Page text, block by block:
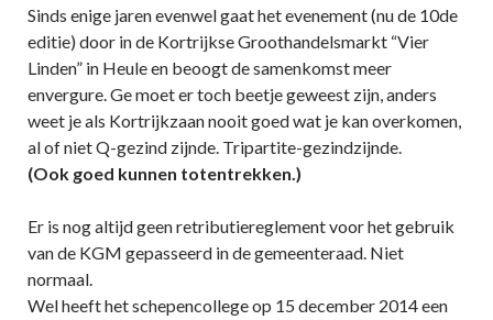
Sinds enige jaren evenwel gaat het evenement (nu de 10de
editie) door in de Kortrijkse Groothandelsmarkt “Vier
Linden” in Heule en beoogt de samenkomst meer
envergure. Ge moet er toch beetje geweest zijn, anders
weet je als Kortrijkzaan nooit goed wat je kan overkomen,
al of niet Q-gezind zijnde. Tripartite-gezindzijnde.
(Ook goed kunnen totentrekken.)
Er is nog altijd geen retributiereglement voor het gebruik
van de KGM gepasseerd in de gemeenteraad. Niet
normaal.
Wel heeft het schepencollege op 15 december 2014 een